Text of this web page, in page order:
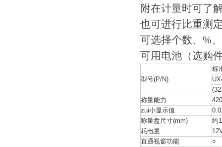
附在计量时可了
也可进行比重测
可选择个数、%
可用电池（选购
型号(P/N)
标
称量能力
zui小显示值
称量盘尺寸(mm)
约
耗电量
直通视窗功能
○